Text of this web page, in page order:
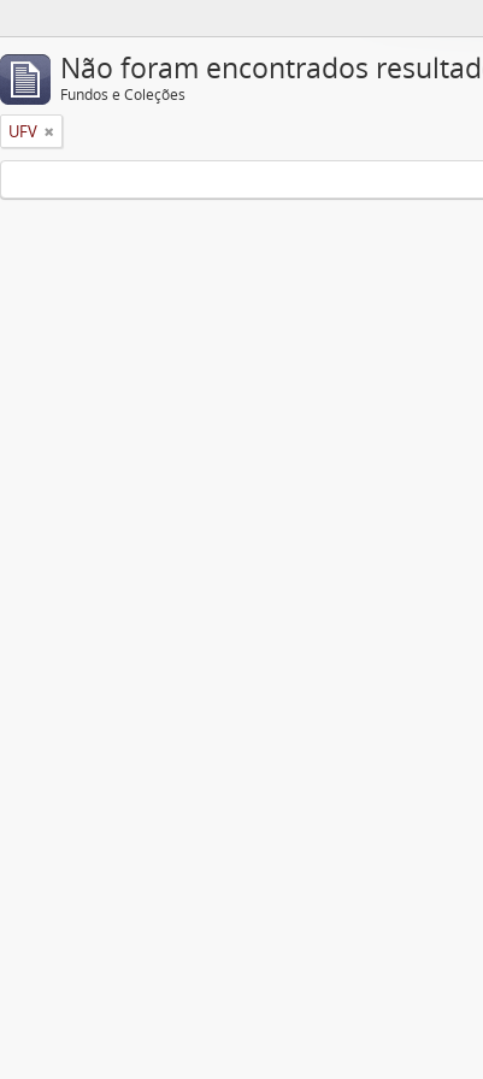
Não foram encontrados
Fundos e Coleções
UFV